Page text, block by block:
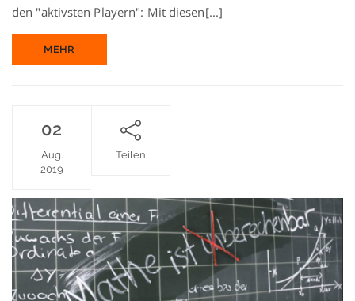
den "aktivsten Playern": Mit diesen[...]
MEHR
02
Aug.
2019
Teilen